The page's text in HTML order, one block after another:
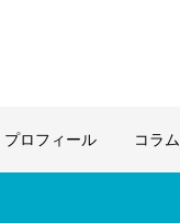
プロフィール コラム